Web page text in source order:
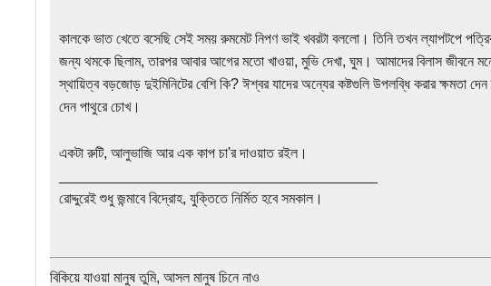
কালকে ভাত খেতে বসেছি সেই সময় রুমমেট নিপণ ভাই খবরটা বললো। তিনি তখন ল্যাপটপে
জন্য থমকে ছিলাম, তারপর আবার আগের মতো খাওয়া, মুভি দেখা, ঘুম। আমাদের বিলাস জীবনে
স্থায়িত্ব বড়জোড় দুইমিনিটের বেশি কি? ঈশ্বর যাদের অন্যের কষ্টগুলি উপলব্ধি করার ক্ষমতা দেন
দেন পাথুরে চোখ।
একটা রুটি, আলুভাজি আর এক কাপ চা'র দাওয়াত রইল।
রোদ্দুরেই শুধু জন্মাবে বিদ্রোহ, যুক্তিতে নির্মিত হবে সমকাল।
বিকিয়ে যাওয়া মানুষ তুমি, আসল মানুষ চিনে নাও